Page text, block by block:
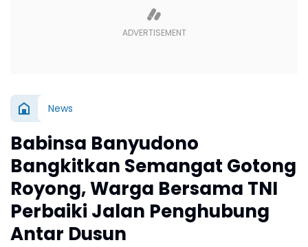
News
Babinsa Banyudono
Bangkitkan Semangat Gotong
Royong, Warga Bersama TNI
Perbaiki Jalan Penghubung
Antar Dusun